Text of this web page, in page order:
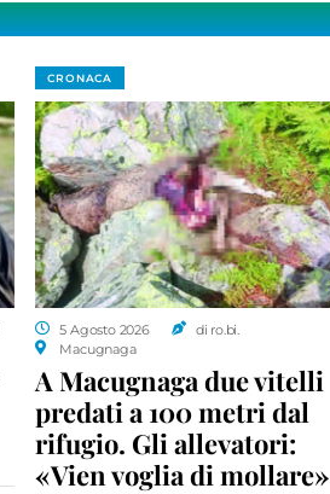
CRONACA
5 Agosto 2026
di ro.bi.
Macugnaga
A Macugnaga due vitelli
predati a 100 metri dal
rifugio. Gli allevatori:
«Vien voglia di mollare»